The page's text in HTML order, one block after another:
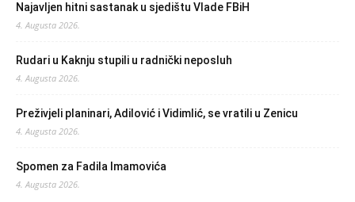
Najavljen hitni sastanak u sjedištu Vlade FBiH
4. Augusta 2026.
Rudari u Kaknju stupili u radnički neposluh
4. Augusta 2026.
Preživjeli planinari, Adilović i Vidimlić, se vratili u Zenicu
4. Augusta 2026.
Spomen za Fadila Imamovića
4. Augusta 2026.